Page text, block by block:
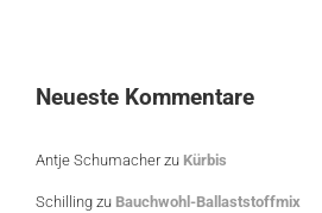
Neueste Kommentare
Antje Schumacherzu Kürbis
Schilling zu Bauchwohl-Ballaststoffmix